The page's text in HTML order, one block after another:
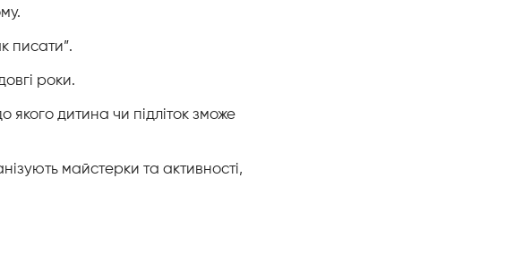
писати”.
роки.
якого дитина чи підліток зможе
майстерки та активності,